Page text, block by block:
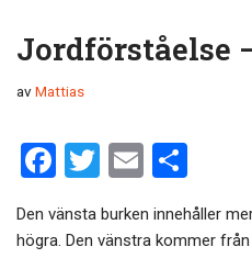
Jordförståelse
avMattias
F
ce
T
tt
E
ail
el
a
Den vänsta burken innehåller
högra. Den vänstra kommer